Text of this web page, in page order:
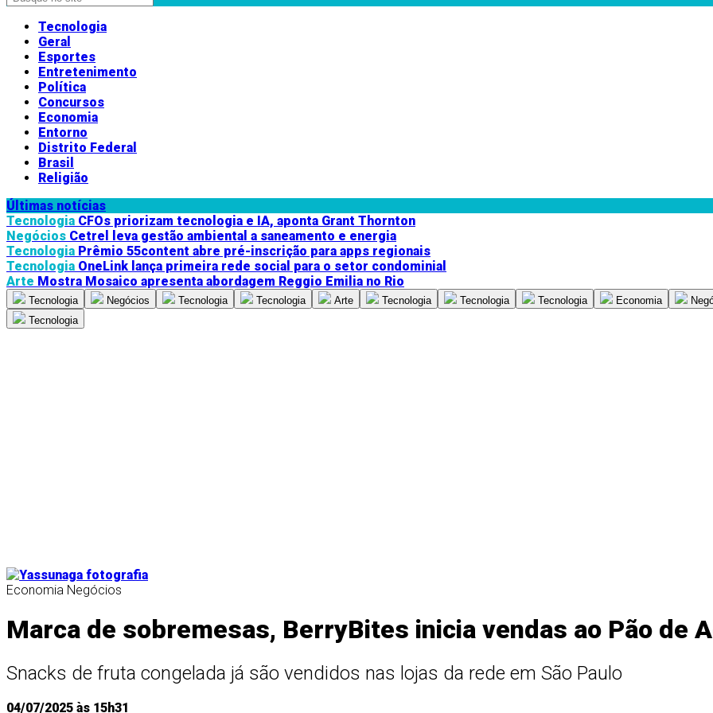
Tecnologia
Geral
Esportes
Entretenimento
Política
Concursos
Economia
Entorno
Distrito Federal
Brasil
Religião
Últimas notícias
Tecnologia CFOs priorizam tecnologia e IA, aponta Grant Thornton
Negócios Cetrel leva gestão ambiental a saneamento e energia
Tecnologia Prêmio 55content abre pré-inscrição para apps regionais
Tecnologia OneLink lança primeira rede social para o setor condominial
Arte Mostra Mosaico apresenta abordagem Reggio Emilia no Rio
Tecnologia Negócios Tecnologia Tecnologia Arte Tecnologia Tecnologia Tecnologia Economia
Tecnologia
Economia Negócios
Marca de sobremesas, BerryBites inicia vendas ao Pão de
Snacks de fruta congelada já são vendidos nas lojas da rede em São Paulo
04/07/2025 às 15h31